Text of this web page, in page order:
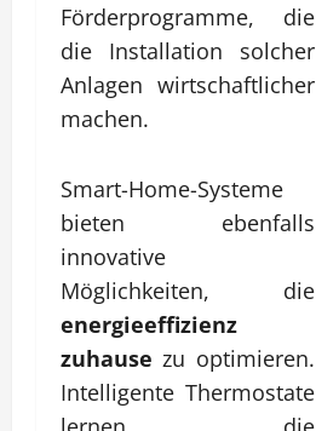
Förderprogramme, die
die Installation solcher
Anlagen wirtschaftlicher
machen.
Smart-Home-Systeme
bieten ebenfalls
innovative
Möglichkeiten, die
energieeffizienz
zuhause zu optimieren.
Intelligente Thermostate